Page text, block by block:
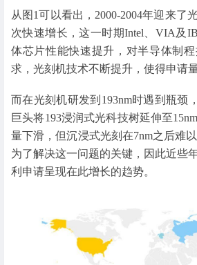
从图1可以看出，2000-2004年迎来了
次快速增长，这一时期Intel、VIA及
体芯片性能快速提升，对半导体制
求，光刻机技术不断提升，使得申请
而在光刻机研发到193nm时遇到瓶颈
巨头将193浸润式光科技树延伸至
量下滑，但沉浸式光刻在7nm之后难
为了解决这一问题的关键，因此近些
利申请呈现在此增长的趋势。